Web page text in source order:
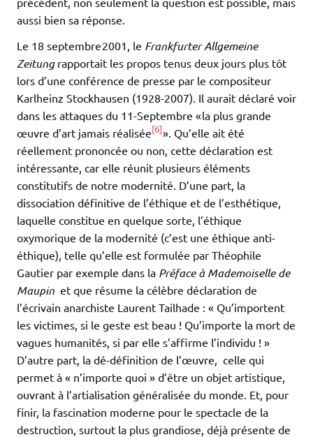
aussi bien sa réponse.
Le 18 septembre 2001, le Frankfurter Allgemeine
Zeitungrapportait les propos tenus deux jours plus tôt
lors d’une conférence de presse par le compositeur
Karlheinz Stockhausen (1928-2007). Il aurait déclaré voir
dans les attaques du 11-Septembre « la plus grande
œuvre d’art jamais réalisée[6]». Qu’elle ait été
réellement prononcée ou non, cette déclaration est
intéressante, car elle réunit plusieurs éléments
constitutifs de notre modernité. D’une part, la
dissociation définitive de l’éthique et de l’esthétique,
laquelle constitue en quelque sorte, l’éthique
oxymorique de la modernité (c’est une éthique anti-
éthique), telle qu’elle est formulée par Théophile
Gautier par exemple dans la Préface à Mademoiselle de
Maupin et que résume la célèbre déclaration de
l’écrivain anarchiste Laurent Tailhade : « Qu’importent
les victimes, si le geste est beau ! Qu’importe la mort de
vagues humanités, si par elle s’affirme l’individu ! »
D’autre part, la dé-définition de l’œuvre, celle qui
permet à « n’importe quoi » d’être un objet artistique,
ouvrant à l’artialisation généralisée du monde. Et, pour
finir, la fascination moderne pour le spectacle de la
destruction, surtout la plus grandiose, déjà présente de